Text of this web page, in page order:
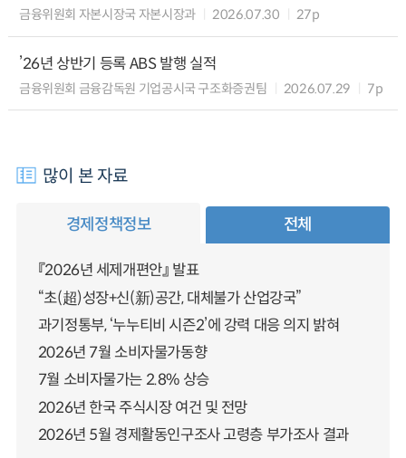
금융위원회 자본시장국 자본시장과 2026.07.30 27p
’26년 상반기 등록 ABS 발행 실적
금융위원회 금융감독원 기업공시국 구조화증권팀 2026.07.29 7p
많이 본 자료
경제정책정보 전체
『2026년 세제개편안』 발표
“초(超)성장+신(新)공간, 대체불가 산업강국”
과기정통부, ‘누누티비 시즌2’에 강력 대응 의지 밝혀
2026년 7월 소비자물가동향
7월 소비자물가는 2.8% 상승
2026년 한국 주식시장 여건 및 전망
2026년 5월 경제활동인구조사 고령층 부가조사 결과